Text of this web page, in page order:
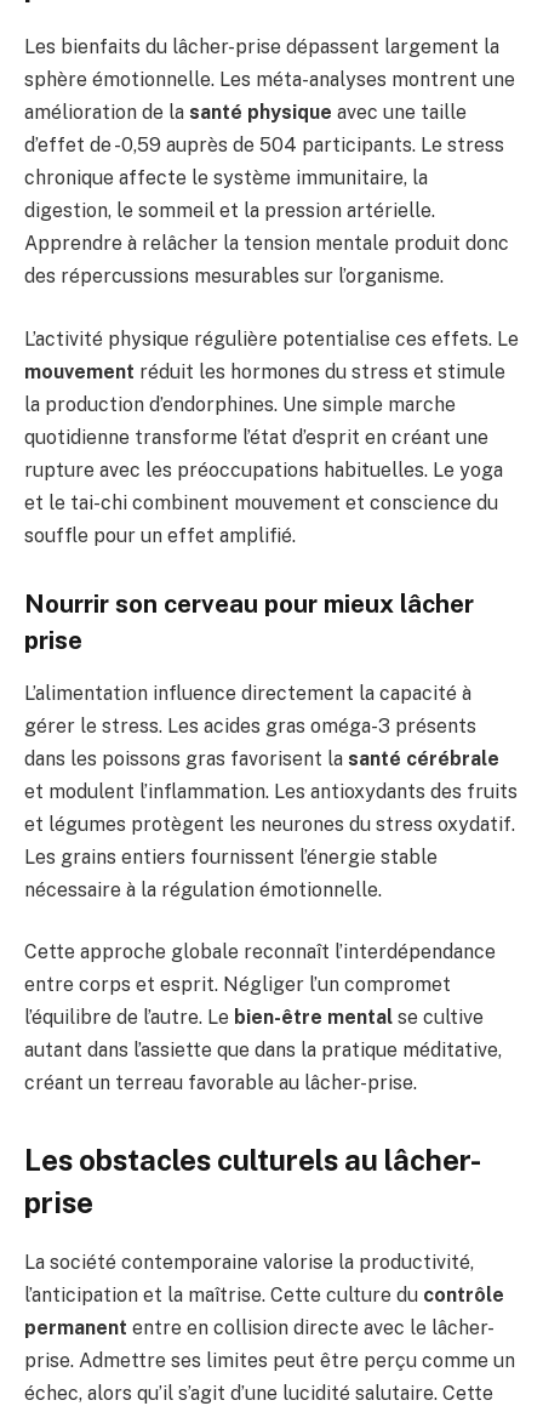
Les bienfaits du lâcher-prise dépassent largement la
sphère émotionnelle. Les méta-analyses montrent une
amélioration de la santé physique avec une taille
d’effet de -0,59 auprès de 504 participants. Le stress
chronique affecte le système immunitaire, la
digestion, le sommeil et la pression artérielle.
Apprendre à relâcher la tension mentale produit donc
des répercussions mesurables sur l’organisme.
L’activité physique régulière potentialise ces effets. Le
mouvement réduit les hormones du stress et stimule
la production d’endorphines. Une simple marche
quotidienne transforme l’état d’esprit en créant une
rupture avec les préoccupations habituelles. Le yoga
et le tai-chi combinent mouvement et conscience du
souffle pour un effet amplifié.
Nourrir son cerveau pour mieux lâcher
prise
L’alimentation influence directement la capacité à
gérer le stress. Les acides gras oméga-3 présents
dans les poissons gras favorisent la santé cérébrale
et modulent l’inflammation. Les antioxydants des fruits
et légumes protègent les neurones du stress oxydatif.
Les grains entiers fournissent l’énergie stable
nécessaire à la régulation émotionnelle.
Cette approche globale reconnaît l’interdépendance
entre corps et esprit. Négliger l’un compromet
l’équilibre de l’autre. Le bien-être mental se cultive
autant dans l’assiette que dans la pratique méditative,
créant un terreau favorable au lâcher-prise.
Les obstacles culturels au lâcher-
prise
La société contemporaine valorise la productivité,
l’anticipation et la maîtrise. Cette culture du contrôle
permanent entre en collision directe avec le lâcher-
prise. Admettre ses limites peut être perçu comme un
échec, alors qu’il s’agit d’une lucidité salutaire. Cette